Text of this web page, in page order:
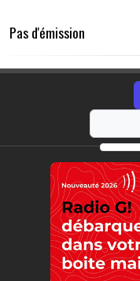
Pas d'émission